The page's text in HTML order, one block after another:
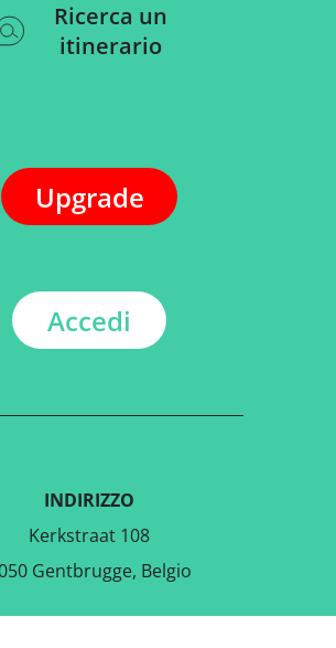
Ricerca un
itinerario
Upgrade
Accedi
INDIRIZZO
Kerkstraat 108
Gentbrugge, Belgio